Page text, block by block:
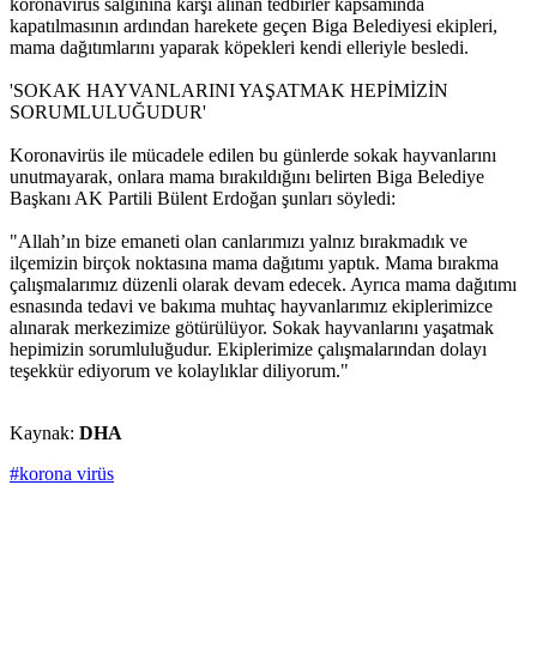
koronavirüs salgınına karşı alınan tedbirler kapsamında
kapatılmasının ardından harekete geçen Biga Belediyesi ekipleri,
mama dağıtımlarını yaparak köpekleri kendi elleriyle besledi.
'SOKAK HAYVANLARINI YAŞATMAK HEPİMİZİN
SORUMLULUĞUDUR'
Koronavirüs ile mücadele edilen bu günlerde sokak hayvanlarını
unutmayarak, onlara mama bırakıldığını belirten Biga Belediye
Başkanı AK Partili Bülent Erdoğan şunları söyledi:
"Allah’ın bize emaneti olan canlarımızı yalnız bırakmadık ve
ilçemizin birçok noktasına mama dağıtımı yaptık. Mama bırakma
çalışmalarımız düzenli olarak devam edecek. Ayrıca mama dağıtımı
esnasında tedavi ve bakıma muhtaç hayvanlarımız ekiplerimizce
alınarak merkezimize götürülüyor. Sokak hayvanlarını yaşatmak
hepimizin sorumluluğudur. Ekiplerimize çalışmalarından dolayı
teşekkür ediyorum ve kolaylıklar diliyorum."
Kaynak: DHA
#korona virüs